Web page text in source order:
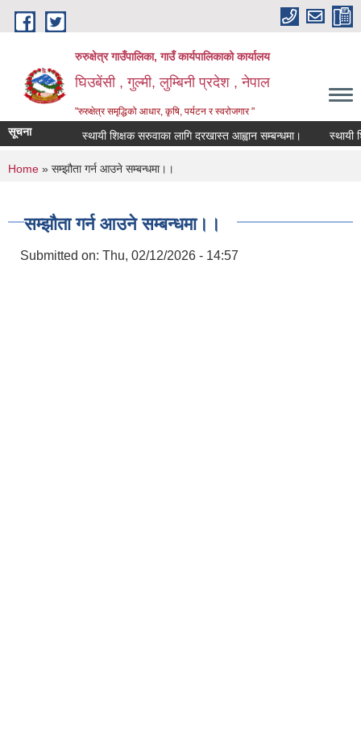
Skip to main content
रुरुक्षेत्र गाउँपालिका, गाउँ कार्यपालिकाको कार्यालय
घिउबेंसी , गुल्मी, लुम्बिनी प्रदेश , नेपाल
"रुरुक्षेत्र समृद्धिको आधार, कृषि, पर्यटन र स्वरोजगार "
सूचना स्थायी शिक्षक सरुवाका लागि दरखास्त आह्वान सम्बन्धमा। स्थायी
You are here
Home » सम्झौता गर्न आउने सम्बन्धमा।।
सम्झौता गर्न आउने सम्बन्धमा।।
Submitted on: Thu, 02/12/2026 - 14:57